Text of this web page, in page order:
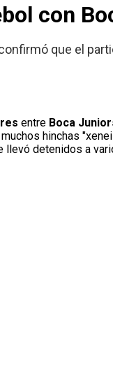
con
que el
entreBoca
hinchas
detenidos a